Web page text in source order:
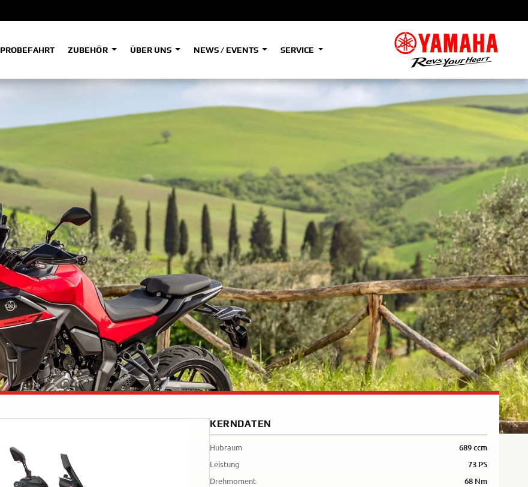
SPORT HERITAGE
Tenere
Tenere
700
Rally
Tenere
Rally
35kW
A
Tenere
700
World
Raid
A1
WR125R
PROBEFAHRT ZUBEHÖR ÜBER UNS NEWS / EVENTS SERVICE
KERNDATEN
Hubraum 689 ccm
Leistung 73 PS
Drehmoment 68 Nm